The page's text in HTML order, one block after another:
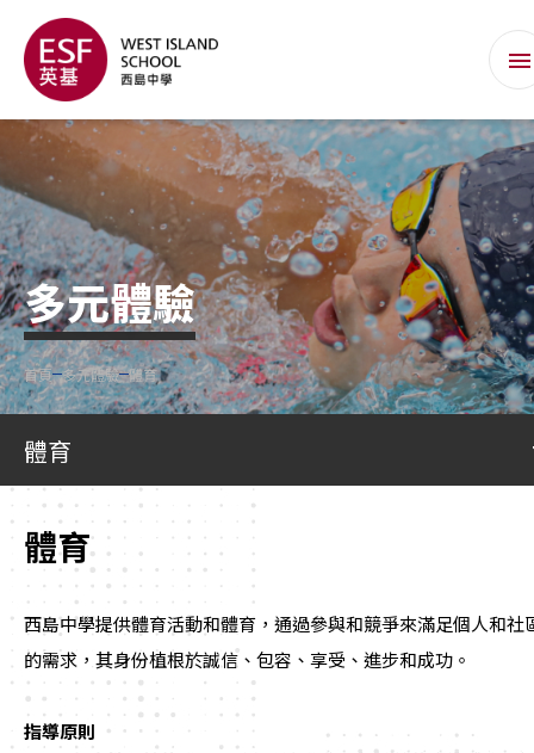
多元體驗
首頁 多元體驗 體育
體育
體育
西島中學提供體育活動和體育，通過參與和競爭來滿足個人和社
的需求，其身份植根於誠信、包容、享受、進步和成功。
指導原則